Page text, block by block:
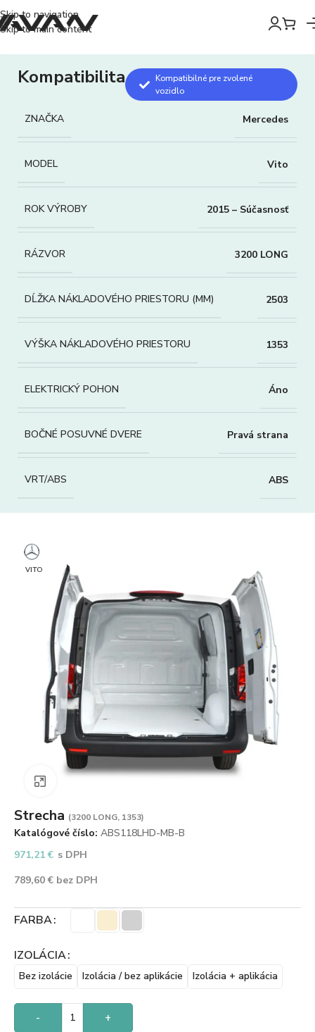
Skip to navigation
Skip to main content
Kompatibilita
Kompatibilné pre zvolené
vozidlo
ZNAČKA Mercedes
MODEL Vito
ROK VÝROBY 2015 – Súčasnosť
RÁZVOR 3200 LONG
DĹŽKA NÁKLADOVÉHO PRIESTORU (MM) 2503
VÝŠKA NÁKLADOVÉHO PRIESTORU 1353
ELEKTRICKÝ POHON Áno
BOČNÉ POSUVNÉ DVERE Pravá strana
VRT/ABS ABS
VITO
Strecha (3200 LONG, 1353)
Katalógové číslo: ABS118LHD-MB-B
971,21€ s DPH
789,60€ bez DPH
FARBA
IZOLÁCIA
Bez izolácie Izolácia / bez aplikácie Izolácia + aplikácia
- +